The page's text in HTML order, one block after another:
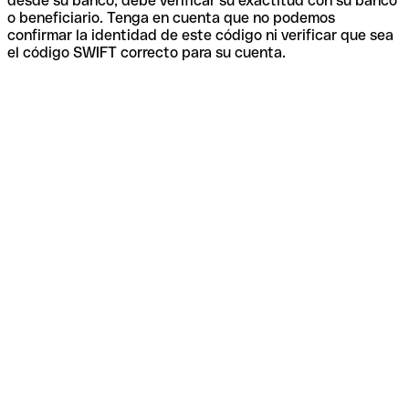
o beneficiario. Tenga en cuenta que no podemos
confirmar la identidad de este código ni verificar que sea
el código SWIFT correcto para su cuenta.